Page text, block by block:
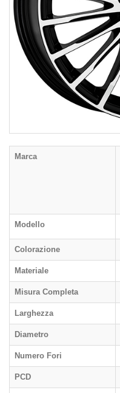
Marca
Modello
Colorazione
Materiale
Misura Completa
Larghezza
Diametro
Numero Fori
PCD